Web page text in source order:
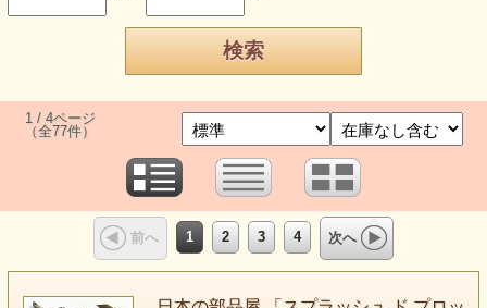
1 / 4ページ
（全77件）
前へ 1 2 3 4 次へ